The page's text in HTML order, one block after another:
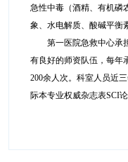
急性中毒（酒精、有机磷
象、水电解质、酸碱平衡
第一医院急救中心承
有良好的师资队伍，每年
200余人次。科室人员近
际本专业权威杂志表SCI